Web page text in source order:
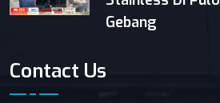
Gebang
Contact Us